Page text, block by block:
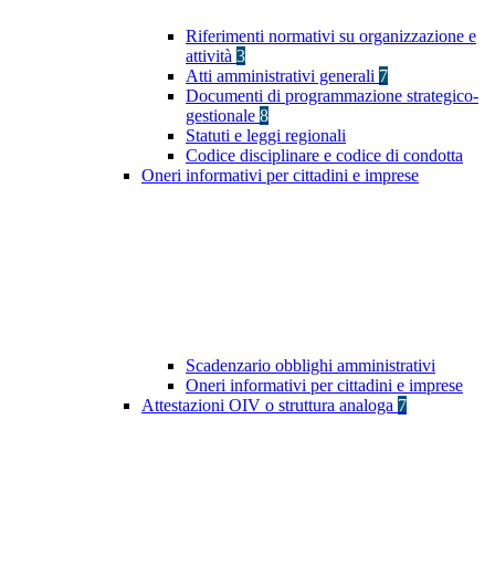
Riferimenti normativi su organizzazione e
attività 3
Atti amministrativi generali 7
Documenti di programmazione strategico-
gestionale 8
Statuti e leggi regionali
Codice disciplinare e codice di condotta
Oneri informativi per cittadini e imprese
Scadenzario obblighi amministrativi
Oneri informativi per cittadini e imprese
Attestazioni OIV o struttura analoga 7